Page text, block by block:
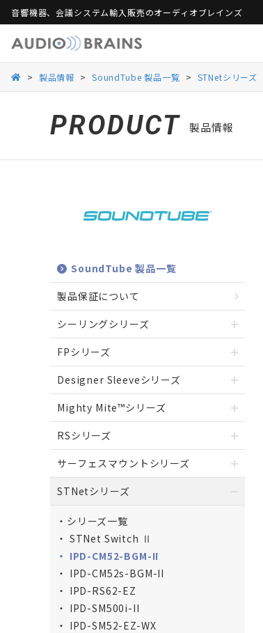
音響機器、会議システム輸入販売のオーディオブレインズ
Danacoid
INOGENI
Luminex
RDL
Taguchi
Televic
Danacoid
INOGENI
Luminex
RDL
Taguchi
Televic
> 製品情報 > SoundTube 製品一覧 > STNetシリーズ
PRODUCT 製品情報
SoundTube 製品一覧
製品保証について
シーリングシリーズ
FPシリーズ
Designer Sleeveシリーズ
Mighty Mite™シリーズ
RSシリーズ
サーフェスマウントシリーズ
STNetシリーズ
シリーズ一覧
STNet Switch Ⅱ
IPD-CM52-BGM-II
IPD-CM52s-BGM-II
IPD-RS62-EZ
IPD-SM500i-II
IPD-SM52-EZ-WX